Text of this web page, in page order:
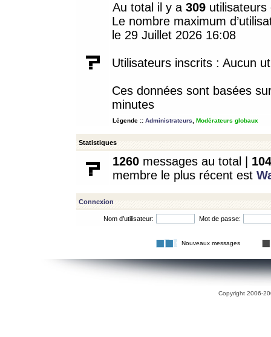
Au total il y a 309
Le nombre maximum
le 29 Juillet 2026 16:08
Utilisateurs inscrits : Aucun
Ces données sont basées
minutes
Légende :: Administrateurs Modérateurs globaux
Statistiques
1260 messages au total | 104
membre le plus récent est
Connexion
Nom d’utilisateur: Mot de passe:
Nouveaux messages
Copyright 2006-